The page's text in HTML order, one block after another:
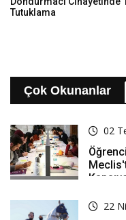
Tutuklama
Çok Okunanlar
02
22